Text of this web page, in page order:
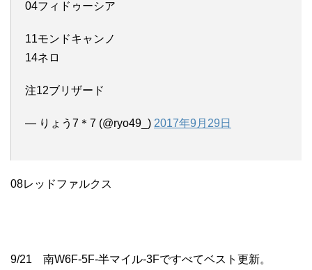
04フィドゥーシア
11モンドキャンノ
14ネロ
注12ブリザード
— りょう7＊7 (@ryo49_) 2017年9月29日
08レッドファルクス
9/21 南W6F-5F-半マイル-3Fですべてベスト更新。